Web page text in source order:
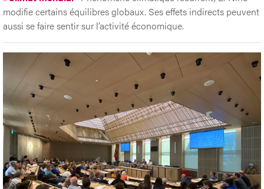
modifie certains équilibres globaux. Ses effets indirects peuvent
aussi se faire sentir sur l’activité économique.